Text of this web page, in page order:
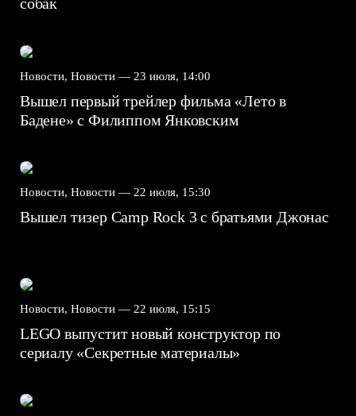
собак
Новости, Новости — 23 июля, 14:00
Вышел первый трейлер фильма «Лето в
Бадене» с Филиппом Янковским
Новости, Новости — 22 июля, 15:30
Вышел тизер Camp Rock 3 с братьями Джонас
Новости, Новости — 22 июля, 15:15
LEGO выпустит новый конструктор по
сериалу «Секретные материалы»